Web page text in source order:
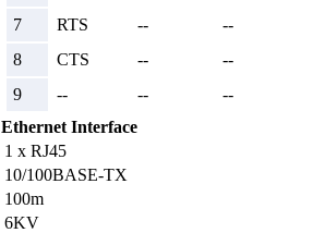
7
RTS --
--
8
CTS --
--
9
-- --
--
Ethernet Interface
1 x RJ45
10/100BASE-TX
100m
6KV